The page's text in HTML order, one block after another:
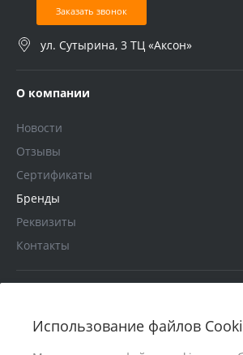
Использование файлов
Заказать звонок
ул. Сутырина, 3 ТЦ «Аксон»
О компании
Новости
Отзывы
Сертификаты
Бренды
Реквизиты
Контакты